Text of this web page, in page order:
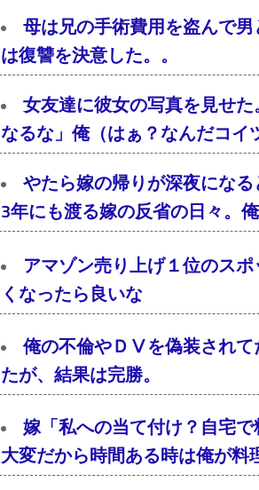
母は兄の手術費用を盗んで
は復讐を決意した。。
女友達に彼女の写真を見せ
なるな」俺（はぁ？なんだコ
やたら嫁の帰りが深夜にな
3年にも渡る嫁の反省の日々。
アマゾン売り上げ１位のス
くなったら良いな
俺の不倫やＤⅤを偽装されて
たが、結果は完勝。
嫁「私への当て付け？自宅
大変だから時間ある時は俺が